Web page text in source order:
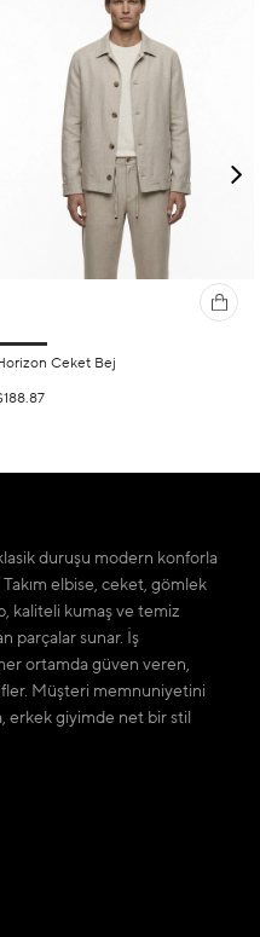
Ceket Bej
duruşu modern konforla
Takım elbise, ceket, gömlek
kaliteli kumaş ve temiz
parçalar sunar. İş
ortamda güven veren,
Müşteri memnuniyetini
erkek giyimde net bir stil